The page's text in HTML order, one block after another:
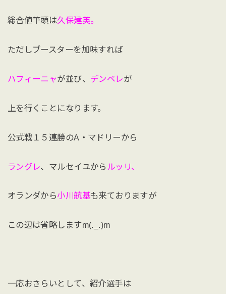
総合値筆頭は久保建英。
ただしブースターを加味すれば
ハフィーニャが並び、 デンベレが
上を行くことになります。
公式戦１５連勝のA・マドリーから
ラングレ、マルセイユから ルッリ、
オランダから小川航基も来ておりますが
この辺は省略しますm(._.)m
一応おさらいとして、紹介選手は